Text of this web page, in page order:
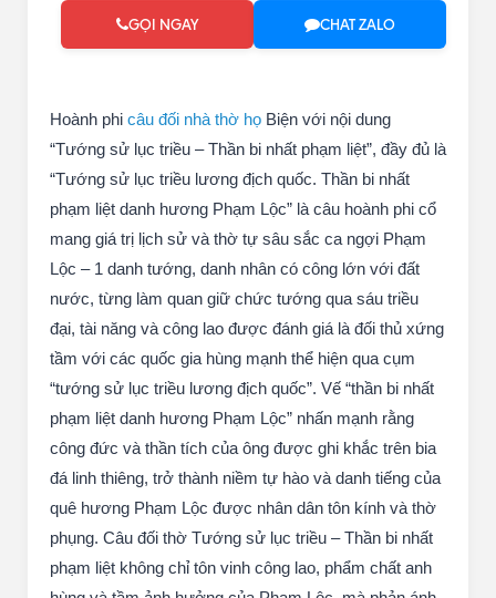
GỌI NGAY CHAT ZALO
Hoành phi câu đối nhà thờ họ Biện với nội dung
“Tướng sử lục triều – Thần bi nhất phạm liệt”, đầy đủ là
“Tướng sử lục triều lương địch quốc. Thần bi nhất
phạm liệt danh hương Phạm Lộc” là câu hoành phi cổ
mang giá trị lịch sử và thờ tự sâu sắc ca ngợi Phạm
Lộc – 1 danh tướng, danh nhân có công lớn với đất
nước, từng làm quan giữ chức tướng qua sáu triều
đại, tài năng và công lao được đánh giá là đối thủ xứng
tầm với các quốc gia hùng mạnh thể hiện qua cụm
“tướng sử lục triều lương địch quốc”. Vế “thần bi nhất
phạm liệt danh hương Phạm Lộc” nhấn mạnh rằng
công đức và thần tích của ông được ghi khắc trên bia
đá linh thiêng, trở thành niềm tự hào và danh tiếng của
quê hương Phạm Lộc được nhân dân tôn kính và thờ
phụng. Câu đối thờ Tướng sử lục triều – Thần bi nhất
phạm liệt không chỉ tôn vinh công lao, phẩm chất anh